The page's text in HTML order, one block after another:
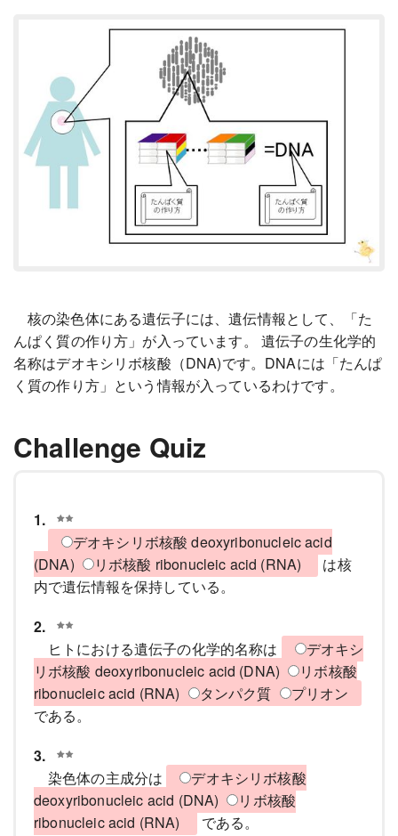
核の染色体にある遺伝子には、遺伝情報として、「た
んぱく質の作り方」が入っています。 遺伝子の生化学的
名称はデオキシリボ核酸（DNA)です。DNAには「たんぱ
く質の作り方」という情報が入っているわけです。
Challenge Quiz
1.
デオキシリボ核酸 deoxyribonucleic acid
(DNA)
リボ核酸 ribonucleic acid (RNA)
は核
内で遺伝情報を保持している。
2.
ヒトにおける遺伝子の化学的名称は
デオキシ
リボ核酸 deoxyribonucleic acid (DNA)
リボ核酸
ribonucleic acid (RNA)
タンパク質
プリオン
である。
3.
染色体の主成分は
デオキシリボ核酸
deoxyribonucleic acid (DNA)
リボ核酸
ribonucleic acid (RNA)
である。